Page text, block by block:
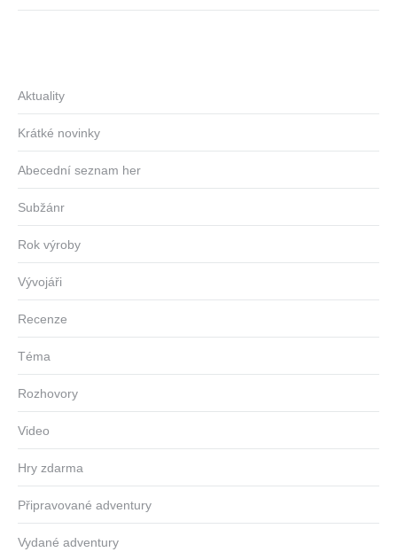
Aktuality
Krátké novinky
Abecední seznam her
Subžánr
Rok výroby
Vývojáři
Recenze
Téma
Rozhovory
Video
Hry zdarma
Připravované adventury
Vydané adventury